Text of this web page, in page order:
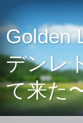
Golden
デンレ
て来た